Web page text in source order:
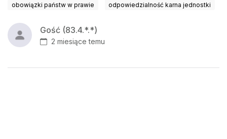
obowiązki państw w prawie
odpowiedzialność karna jednostki
Gość (83.4.*.*)
2 miesiące temu